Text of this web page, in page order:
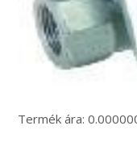
Termék ára: